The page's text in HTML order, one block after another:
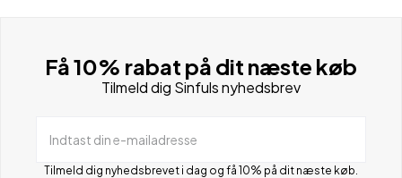
Få 10% rabat på dit næste køb
Tilmeld dig Sinfuls nyhedsbrev
Indtast din e-mailadresse
Tilmeld dig nyhedsbrevet i dag og få 10% på dit næste køb.